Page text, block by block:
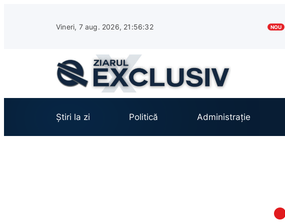
Vineri, 7 aug. 2026, 21:56:33 NOU
Știri la zi Politică Administrație